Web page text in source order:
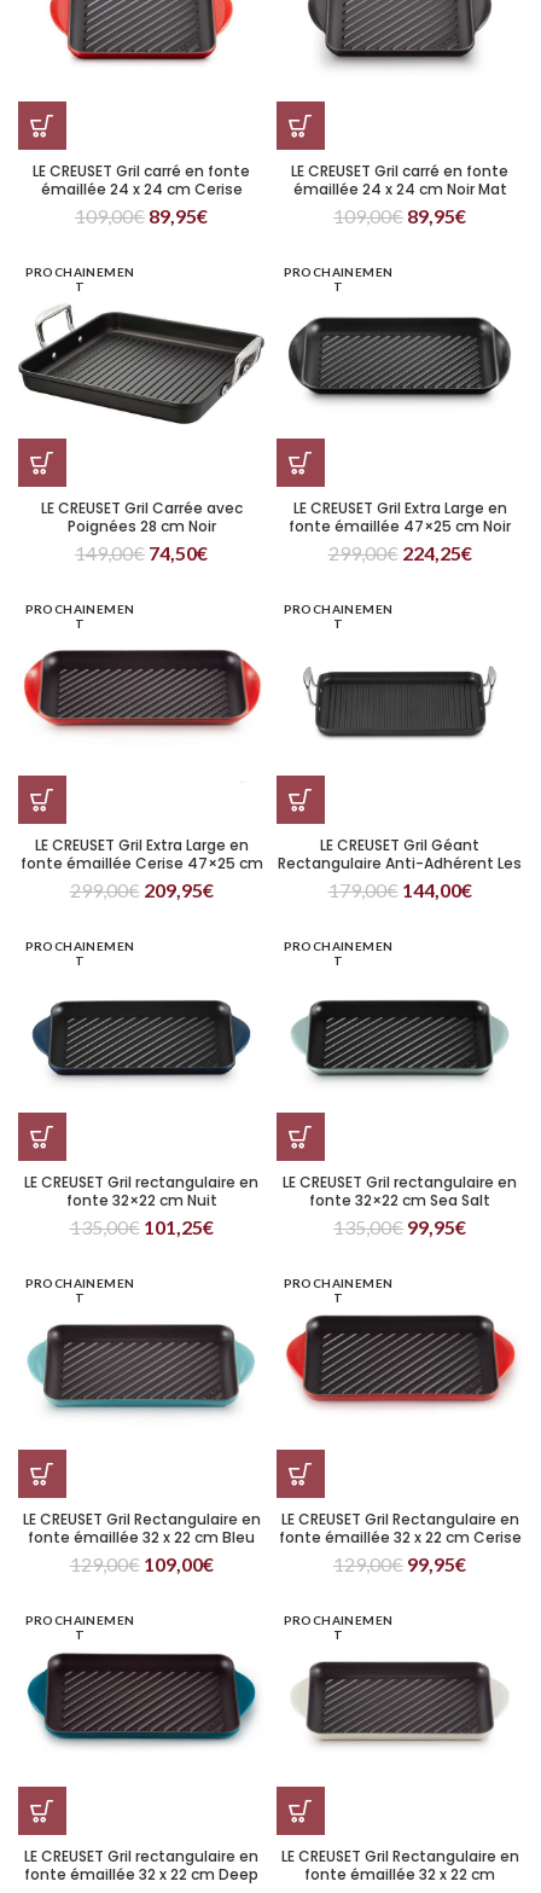
LE CREUSET Gril carré en fonte
émaillée 24 x 24 cm Cerise
109,00€ 89,95€
LE CREUSET Gril carré en fonte
émaillée 24 x 24 cm Noir Mat
109,00€ 89,95€
PROCHAINEMEN
T
LE CREUSET Gril Carrée avec
Poignées 28 cm Noir
149,00€ 74,50€
PROCHAINEMEN
T
LE CREUSET Gril Extra Large en
fonte émaillée 47×25 cm Noir
299,00€ 224,25€
PROCHAINEMEN
T
LE CREUSET Gril Extra Large en
fonte émaillée Cerise 47×25 cm
299,00€ 209,95€
PROCHAINEMEN
T
LE CREUSET Gril Géant
Rectangulaire Anti-Adhérent Les
Forgées 35 x 25 cm
179,00€ 144,00€
PROCHAINEMEN
T
LE CREUSET Gril rectangulaire en
fonte 32×22 cm Nuit
135,00€ 101,25€
PROCHAINEMEN
T
LE CREUSET Gril rectangulaire en
fonte 32×22 cm Sea Salt
135,00€ 99,95€
PROCHAINEMEN
T
LE CREUSET Gril Rectangulaire en
fonte émaillée 32 x 22 cm Bleu
Caraibes
129,00€ 109,00€
PROCHAINEMEN
T
LE CREUSET Gril Rectangulaire en
fonte émaillée 32 x 22 cm Cerise
129,00€ 99,95€
PROCHAINEMEN
T
LE CREUSET Gril rectangulaire en
fonte émaillée 32 x 22 cm Deep
PROCHAINEMEN
T
LE CREUSET Gril Rectangulaire en
fonte émaillée 32 x 22 cm